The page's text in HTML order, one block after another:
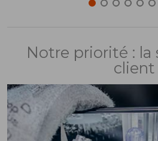
Notre priorité : la
client